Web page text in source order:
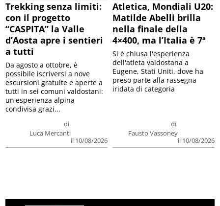
Trekking senza limiti:
con il progetto
“CASPITA” la Valle
d’Aosta apre i sentieri
a tutti
di
Luca Mercanti
il 10/08/2026
Da agosto a ottobre, è
possibile iscriversi a nove
escursioni gratuite e aperte a
tutti in sei comuni valdostani:
un'esperienza alpina
condivisa grazi...
Atletica, Mondiali U20:
Matilde Abelli brilla
nella finale della
4×400, ma l’Italia è 7ª
di
Fausto Vassoney
il 10/08/2026
Si è chiusa l'esperienza
dell'atleta valdostana a
Eugene, Stati Uniti, dove ha
preso parte alla rassegna
iridata di categoria